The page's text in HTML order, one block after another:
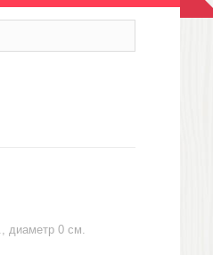
диаметр 0 см.